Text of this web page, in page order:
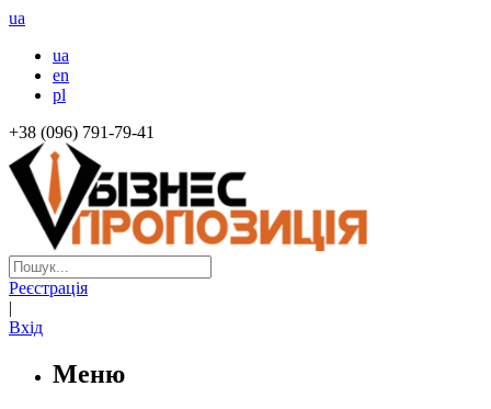
ua
ua
en
pl
+38 (096) 791-79-41
Реєстрація
|
Вхід
Меню